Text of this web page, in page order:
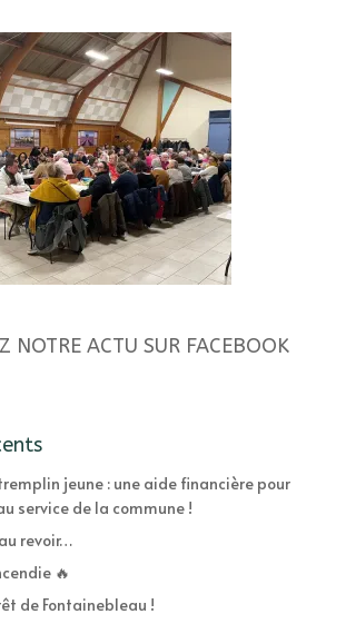
NOTRE ACTU SUR FACEBOOK
jeune : une aide financière pour
service de la commune !
au revoir…
🔥
de Fontainebleau !